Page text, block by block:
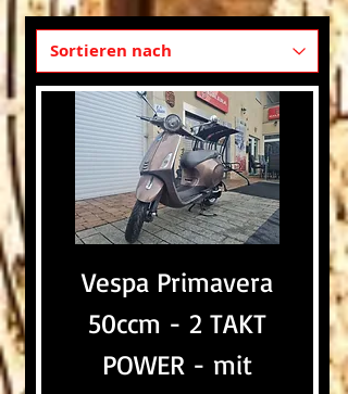
Vespa Primavera
50ccm - 2 TAKT
POWER - mit